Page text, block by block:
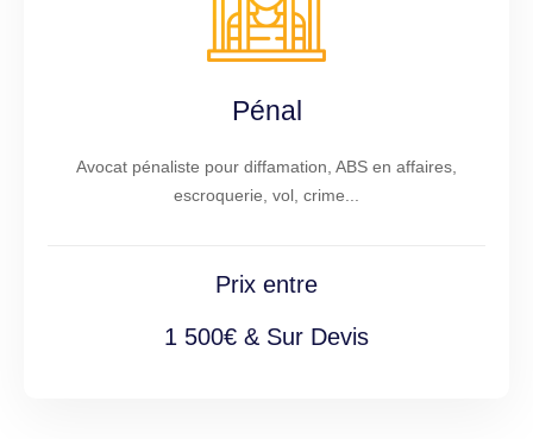
Pénal
Avocat pénaliste pour diffamation, ABS en affaires,
escroquerie, vol, crime...
Prix entre
1 500€ & Sur Devis